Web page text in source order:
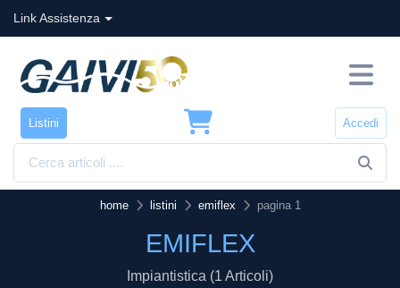
Link Assistenza
Listini Accedi
home listini emiflex pagina 1
EMIFLEX
Impiantistica (1 Articoli)